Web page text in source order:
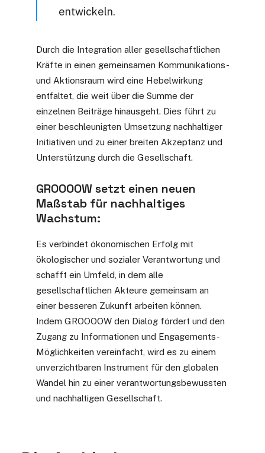
entwickeln.
Durch die Integration aller gesellschaftlichen
Kräfte in einen gemeinsamen Kommunikations-
und Aktionsraum wird eine Hebelwirkung
entfaltet, die weit über die Summe der
einzelnen Beiträge hinausgeht. Dies führt zu
einer beschleunigten Umsetzung nachhaltiger
Initiativen und zu einer breiten Akzeptanz und
Unterstützung durch die Gesellschaft.
GROOOOW setzt einen neuen
Maßstab für nachhaltiges
Wachstum:
Es verbindet ökonomischen Erfolg mit
ökologischer und sozialer Verantwortung und
schafft ein Umfeld, in dem alle
gesellschaftlichen Akteure gemeinsam an
einer besseren Zukunft arbeiten können.
Indem GROOOOW den Dialog fördert und den
Zugang zu Informationen und Engagements-
Möglichkeiten vereinfacht, wird es zu einem
unverzichtbaren Instrument für den globalen
Wandel hin zu einer verantwortungsbewussten
und nachhaltigen Gesellschaft.